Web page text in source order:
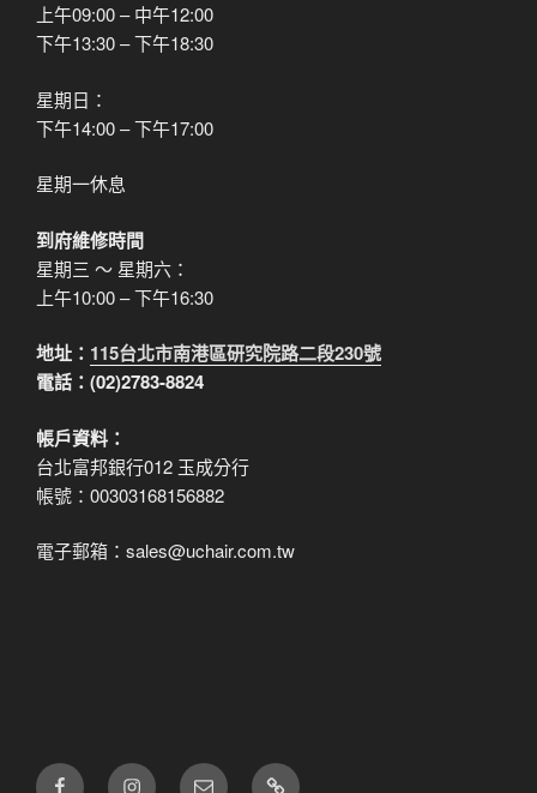
上午09:00 – 中午12:00
下午13:30 – 下午18:30
星期日：
下午14:00 – 下午17:00
星期一休息
到府維修時間
星期三 ～ 星期六：
上午10:00 – 下午16:30
地址： 115台北市南港區研究院路二段230號
電話：(02)2783-8824
帳戶資料：
台北富邦銀行012 玉成分行
帳號：00303168156882
電子郵箱：sales@uchair.com.tw
FB IG 電 LINE